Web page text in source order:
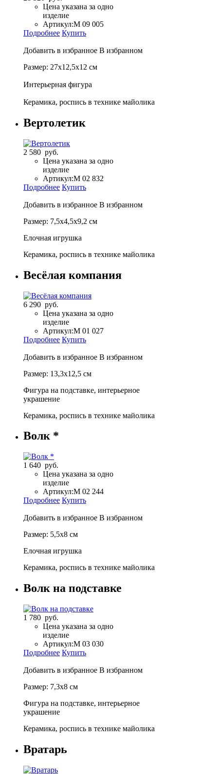
Цена указана за одно
изделие
Артикул:М 09 005
Подробнее Купить
Добавить в избранное В избранном
Размер: 27х12,5х12 см
Интерьерная фигура
Керамика, роспись в технике майолика
Вертолетик
2 580 руб.
Цена указана за одно
изделие
Артикул:М 02 832
Подробнее Купить
Добавить в избранное В избранном
Размер: 7,5х4,5х9,2 см
Елочная игрушка
Керамика, роспись в технике майолика
Весёлая компания
6 290 руб.
Цена указана за одно
изделие
Артикул:М 01 027
Подробнее Купить
Добавить в избранное В избранном
Размер: 13,3х12,5 см
Фигура на подставке, интерьерное
украшение
Керамика, роспись в технике майолика
Волк *
1 640 руб.
Цена указана за одно
изделие
Артикул:M 02 244
Подробнее Купить
Добавить в избранное В избранном
Размер: 5,5х8 см
Елочная игрушка
Керамика, роспись в технике майолика
Волк на подставке
1 780 руб.
Цена указана за одно
изделие
Артикул:M 03 030
Подробнее Купить
Добавить в избранное В избранном
Размер: 7,3х8 см
Фигура на подставке, интерьерное
украшение
Керамика, роспись в технике майолика
Вратарь